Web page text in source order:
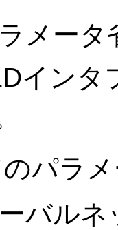
メータ
インタ
パラ
バル